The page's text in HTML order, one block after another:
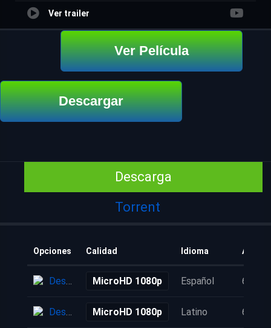
Ver trailer
Ver Película
Descargar
Descarga
Torrent
Opciones Calidad Idioma
Descarga MicroHD 1080p Español 6 años
Descarga MicroHD 1080p Latino 6 años